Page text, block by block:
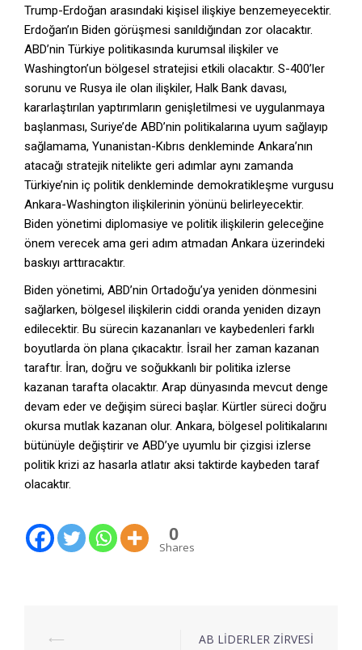
Trump-Erdoğan arasındaki kişisel ilişkiye benzemeyecektir.
Erdoğan’ın Biden görüşmesi sanıldığından zor olacaktır.
ABD’nin Türkiye politikasında kurumsal ilişkiler ve
Washington’un bölgesel stratejisi etkili olacaktır. S-400’ler
sorunu ve Rusya ile olan ilişkiler, Halk Bank davası,
kararlaştırılan yaptırımların genişletilmesi ve uygulanmaya
başlanması, Suriye’de ABD’nin politikalarına uyum sağlayıp
sağlamama, Yunanistan-Kıbrıs denkleminde Ankara’nın
atacağı stratejik nitelikte geri adımlar aynı zamanda
Türkiye’nin iç politik denkleminde demokratikleşme vurgusu
Ankara-Washington ilişkilerinin yönünü belirleyecektir.
Biden yönetimi diplomasiye ve politik ilişkilerin geleceğine
önem verecek ama geri adım atmadan Ankara üzerindeki
baskıyı arttıracaktır.
Biden yönetimi, ABD’nin Ortadoğu’ya yeniden dönmesini
sağlarken, bölgesel ilişkilerin ciddi oranda yeniden dizayn
edilecektir. Bu sürecin kazananları ve kaybedenleri farklı
boyutlarda ön plana çıkacaktır. İsrail her zaman kazanan
taraftır. İran, doğru ve soğukkanlı bir politika izlerse
kazanan tarafta olacaktır. Arap dünyasında mevcut denge
devam eder ve değişim süreci başlar. Kürtler süreci doğru
okursa mutlak kazanan olur. Ankara, bölgesel politikalarını
bütünüyle değiştirir ve ABD’ye uyumlu bir çizgisi izlerse
politik krizi az hasarla atlatır aksi taktirde kaybeden taraf
olacaktır.
0
Shares
⟵
AB LİDERLER ZİRVESİ